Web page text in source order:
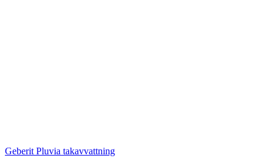
Geberit Pluvia takavvattning